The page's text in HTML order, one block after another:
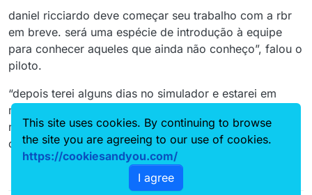
daniel ricciardo deve começar seu trabalho com a rbr
em breve. será uma espécie de introdução à equipe
para conhecer aqueles que ainda não conheço”, falou o
piloto.
“depois terei alguns dias no simulador e estarei em
milton keynes [sede] para conhecer bem o simon
rennie, que será o meu engenheiro, para ele
compreender o tipo de acerto que gosto no carro.
This site uses cookies. By continuing to browse
the site you are agreeing to our use of cookies.
https://cookiesandyou.com/
I agree